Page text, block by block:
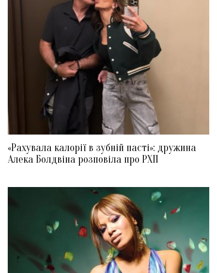
«Рахувала калорії в зубній пасті»: дружина
Алека Болдвіна розповіла про РХП